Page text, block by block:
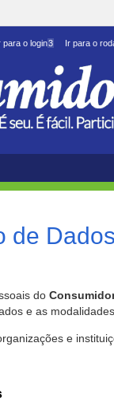
para o login3 Ir para o
de
do
e as
e